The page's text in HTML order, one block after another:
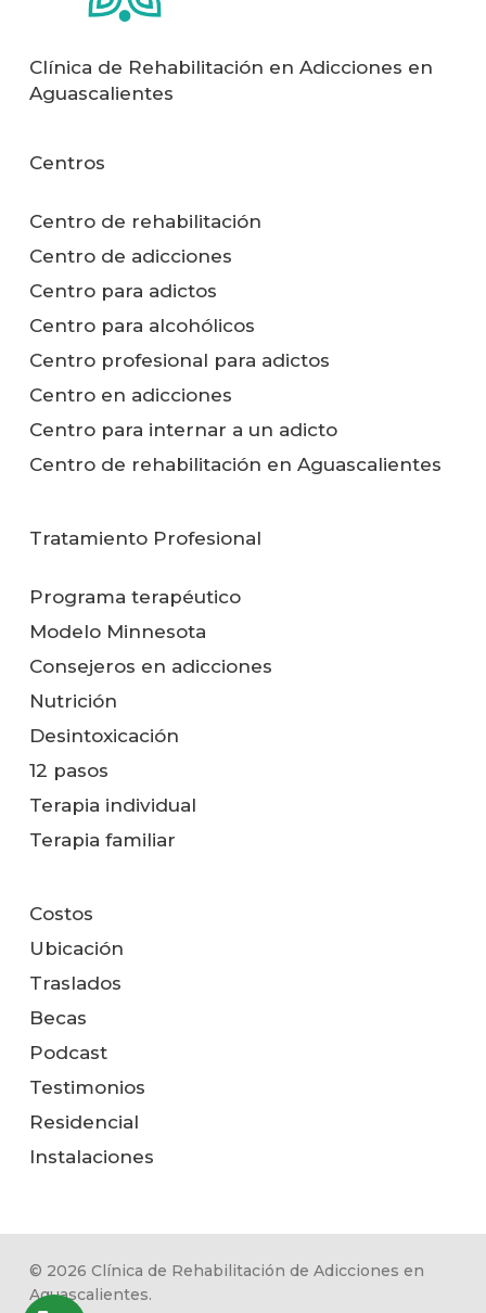
Clínica de Rehabilitación en Adicciones en
Aguascalientes
Centros
Centro de rehabilitación
Centro de adicciones
Centro para adictos
Centro para alcohólicos
Centro profesional para adictos
Centro en adicciones
Centro para internar a un adicto
Centro de rehabilitación en Aguascalientes
Tratamiento Profesional
Programa terapéutico
Modelo Minnesota
Consejeros en adicciones
Nutrición
Desintoxicación
12 pasos
Terapia individual
Terapia familiar
Costos
Ubicación
Traslados
Becas
Podcast
Testimonios
Residencial
Instalaciones
© 2026 Clínica de Rehabilitación de Adicciones en
Aguascalientes.